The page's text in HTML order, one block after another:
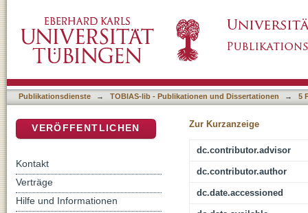
verfahrensmäßigen Verwirklichung von
Publikationsdienste → TOBIAS-lib - Publikationen und Dissertationen → 5
Zur Kurzanzeige
dc.contributor.advisor
dc.contributor.author
dc.date.accessioned
VERÖFFENTLICHEN
Kontakt
Verträge
Hilfe und Informationen